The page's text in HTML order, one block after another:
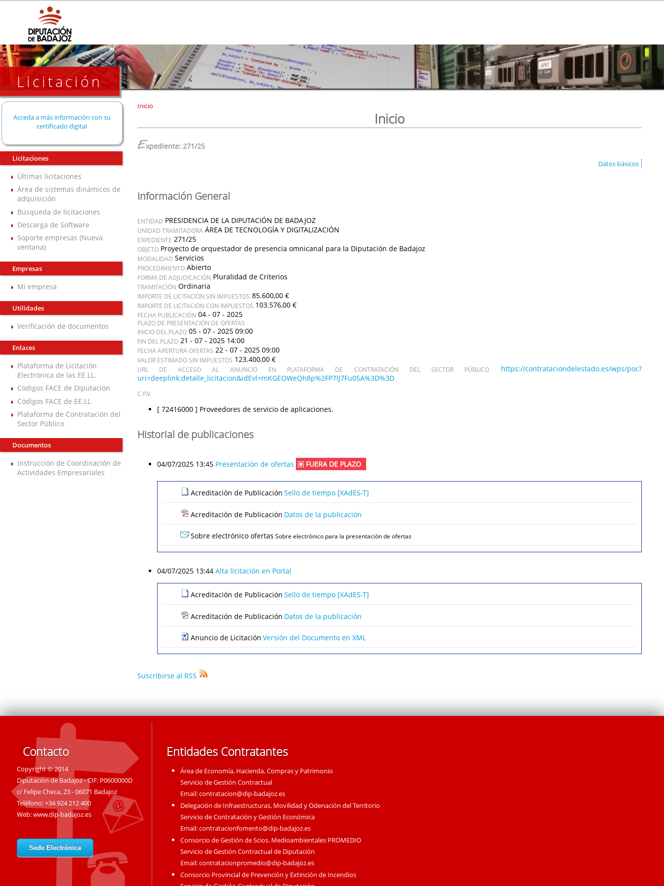
Licitación
Acceda a más información con su
certificado digital
Licitaciones
Últimas licitaciones
Área de sistemas dinámicos de
adquisición
Búsqueda de licitaciones
Descarga de Software
Soporte empresas (Nueva
ventana)
Empresas
Mi empresa
Utilidades
Verificación de documentos
Enlaces
Plataforma de Licitación
Electrónica de las EE.LL.
Códigos FACE de Diputación
Códigos FACE de EE.LL
Plataforma de Contratación del
Sector Público
Documentos
Instrucción de Coordinación de
Actividades Empresariales
Inicio
Inicio
Expediente: 271/25
Datos básicos
Información General
ENTIDAD PRESIDENCIA DE LA DIPUTACIÓN DE BADAJOZ
UNIDAD TRAMITADORA ÁREA DE TECNOLOGÍA Y DIGITALIZACIÓN
EXPEDIENTE 271/25
OBJETO Proyecto de orquestador de presencia omnicanal para la Diputación de Badajoz
MODALIDAD Servicios
PROCEDIMIENTO Abierto
FORMA DE ADJUDICACIÓN Pluralidad de Criterios
TRAMITACIÓN Ordinaria
IMPORTE DE LICITACIÓN SIN IMPUESTOS 85.600,00 €
IMPORTE DE LICITACIÓN CON IMPUESTOS 103.576,00 €
FECHA PUBLICACIÓN 04 - 07 - 2025
PLAZO DE PRESENTACIÓN DE OFERTAS
INICIO DEL PLAZO 05 - 07 - 2025 09:00
FIN DEL PLAZO 21 - 07 - 2025 14:00
FECHA APERTURA OFERTAS 22 - 07 - 2025 09:00
VALOR ESTIMADO SIN IMPUESTOS 123.400,00 €
URL DE ACCESO AL ANUNCIO EN PLATAFORMA DE CONTRATACIÓN DEL SECTOR PÚBLICO
https://contrataciondelestado.es/wps/poc?
uri=deeplink:detalle_licitacion&idEvl=mKGEOWeQh8p%2FP7lJ7Fu0SA%3D%3D
C.P.V.
[ 72416000 ] Proveedores de servicio de aplicaciones.
Historial de publicaciones
04/07/2025 13:45 Presentación de ofertas FUERA DE PLAZO
Acreditación de Publicación Sello de tiempo [XAdES-T]
Acreditación de Publicación Datos de la publicación
Sobre electrónico ofertas Sobre electrónico para la presentación de ofertas
04/07/2025 13:44 Alta licitación en Portal
Acreditación de Publicación Sello de tiempo [XAdES-T]
Acreditación de Publicación Datos de la publicación
Anuncio de Licitación Versión del Documento en XML
Suscribirse al RSS
Contacto
Copyright © 2014
Diputación de Badajoz - CIF: P0600000D
c/ Felipe Checa, 23 - 06071 Badajoz
Teléfono: +34 924 212 400
Web:www.dip-badajoz.es
Sede Electrónica
Entidades Contratantes
Área de Economía, Hacienda, Compras y Patrimonio
Servicio de Gestión Contractual
Email:contratacion@dip-badajoz.es
Delegación de Infraestructuras, Movilidad y Odenación del Territorio
Servicio de Contratación y Gestión Económica
Email:contratacionfomento@dip-badajoz.es
Consorcio de Gestión de Scios. Medioambientales PROMEDIO
Servicio de Gestión Contractual de Diputación
Email:contratacionpromedio@dip-badajoz.es
Consorcio Provincial de Prevención y Extinción de Incendios